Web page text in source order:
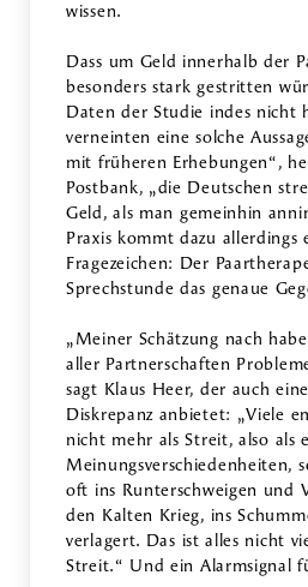
wissen.
Dass um Geld innerhalb der
besonders stark gestritten
Daten der Studie indes nicht
verneinten eine solche
mit früheren Erhebungen“,
Postbank, „die Deutschen
Geld, als man gemeinhin
Praxis kommt dazu allerdings
Fragezeichen: Der
Sprechstunde das genaue
„Meiner Schätzung nach
aller Partnerschaften
sagt Klaus Heer, der auch
Diskrepanz anbietet: „Viele
nicht mehr als Streit, also als
Meinungsverschiedenheiten,
oft ins Runterschweigen und
den Kalten Krieg, ins
verlagert. Das ist alles nicht
Streit.“ Und ein Alarmsignal